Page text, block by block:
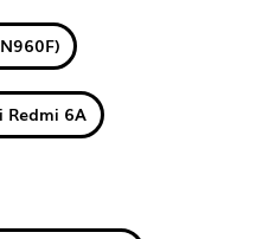
Redmi 6A